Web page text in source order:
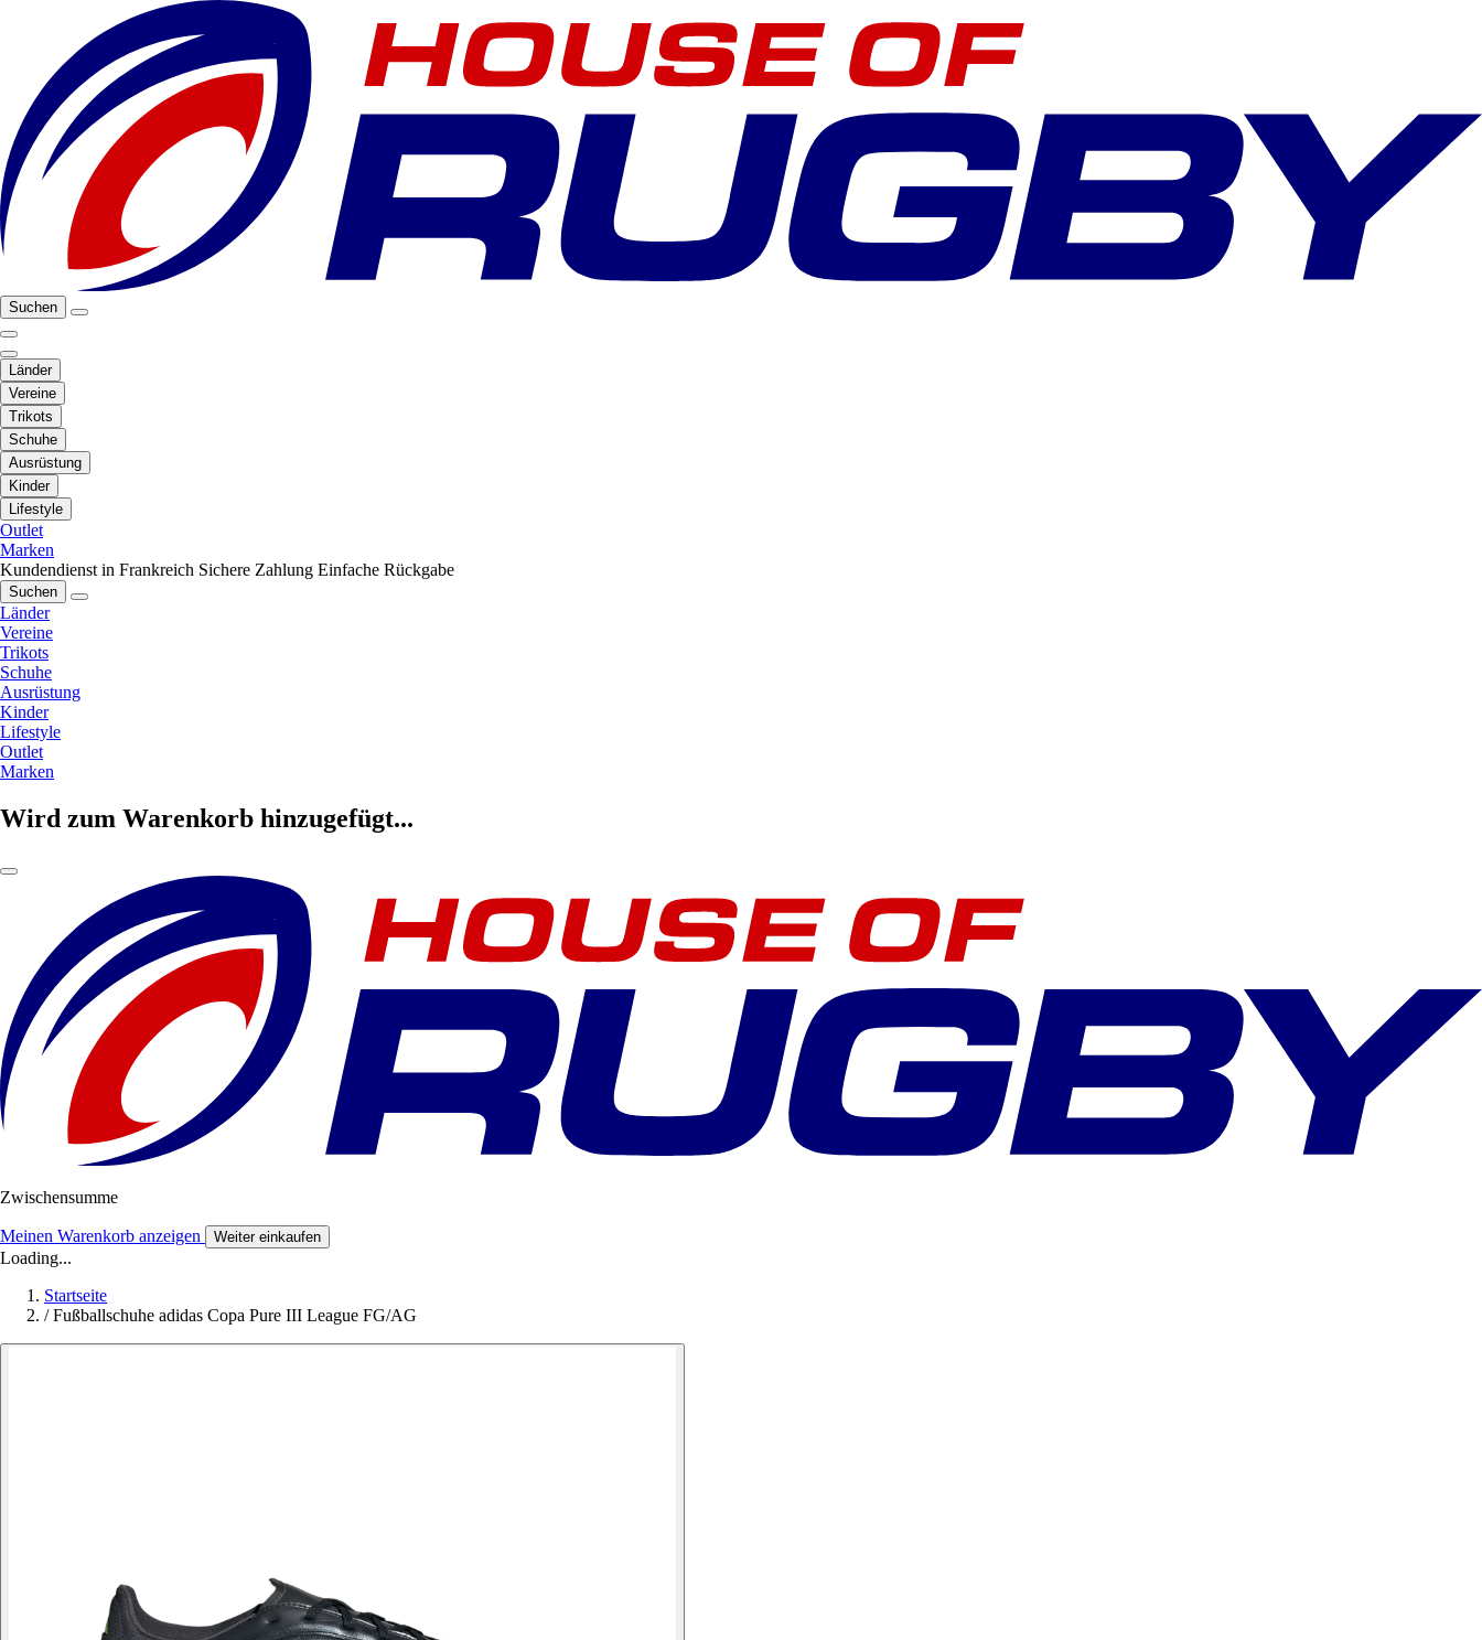
Suchen
Länder
Vereine
Trikots
Schuhe
Ausrüstung
Kinder
Lifestyle
Outlet
Marken
Kundendienst in Frankreich Sichere Zahlung Einfache Rückgabe
Suchen
Länder
Vereine
Trikots
Schuhe
Ausrüstung
Kinder
Lifestyle
Outlet
Marken
Wird zum Warenkorb hinzugefügt...
Zwischensumme
Meinen Warenkorb anzeigen Weiter einkaufen
Loading...
Startseite
/ Fußballschuhe adidas Copa Pure III League FG/AG